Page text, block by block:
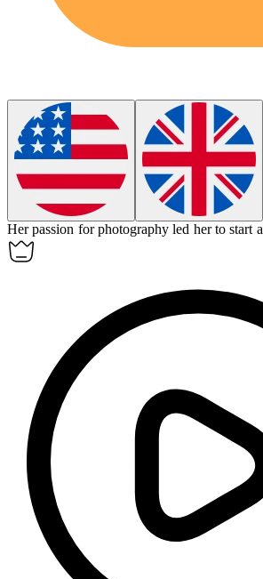
Her passion for photography led her to start a